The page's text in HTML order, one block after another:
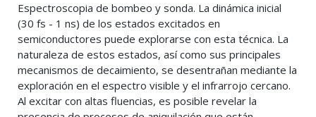
Espectroscopia de bombeo y sonda. La dinámica inicial
(30 fs - 1 ns) de los estados excitados en
semiconductores puede explorarse con esta técnica. La
naturaleza de estos estados, así como sus principales
mecanismos de decaimiento, se desentrañan mediante la
exploración en el espectro visible y el infrarrojo cercano.
Al excitar con altas fluencias, es posible revelar la